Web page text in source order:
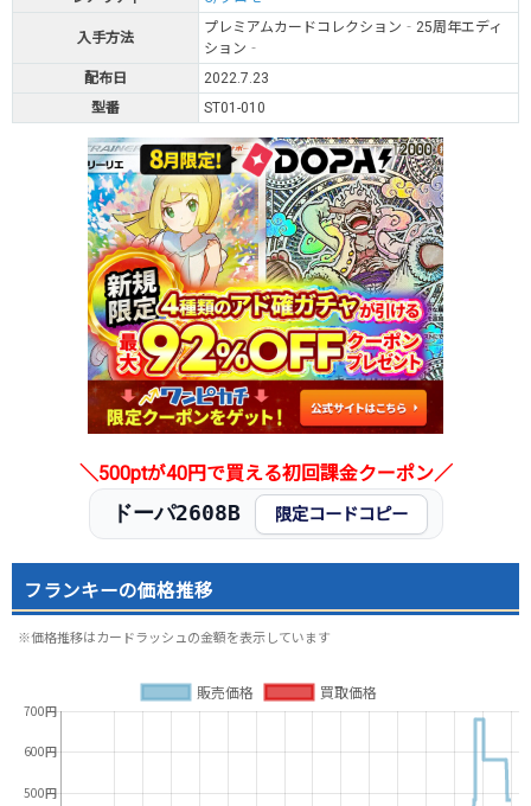
入手方法
プレミアムカードコレクション‐25周年エディ
ション‐
配布日
2022.7.23
型番
ST01-010
＼500ptが40円で買える初回課金クーポン／
ドーパ2608B 限定コードコピー
フランキーの価格推移
※価格推移はカードラッシュの金額を表示しています